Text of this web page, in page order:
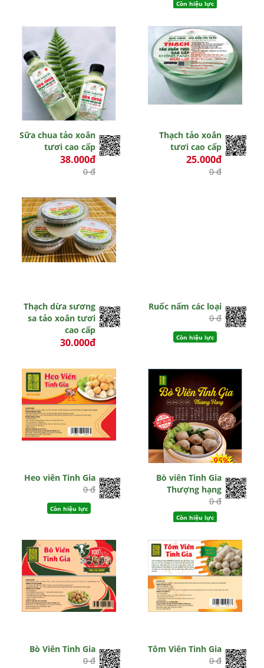
Còn hiệu lực
Sữa chua tảo xoắn
tươi cao cấp
38.000đ
0 đ
Thạch tảo xoắn
tươi cao cấp
25.000đ
0 đ
Thạch dừa sương
sa tảo xoắn tươi
cao cấp
30.000đ
Còn hiệu lực
Ruốc nấm các loại
0 đ
Còn hiệu lực
Heo viên Tinh Gia
0 đ
Còn hiệu lực
Bò viên Tinh Gia
Thượng hạng
0 đ
Còn hiệu lực
Bò Viên Tinh Gia
0 đ
Tôm Viên Tinh Gia
0 đ